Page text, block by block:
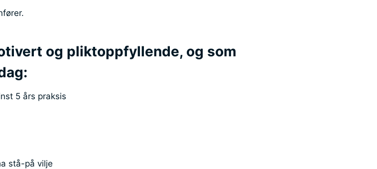
og pliktoppfyllende, og som
5 års praksis
stå-på vilje